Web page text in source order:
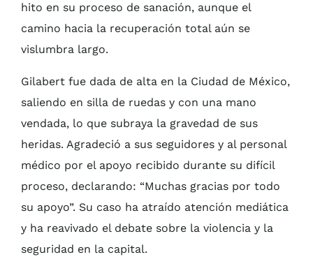
hito en su proceso de sanación, aunque el
camino hacia la recuperación total aún se
vislumbra largo.
Gilabert fue dada de alta en la Ciudad de México,
saliendo en silla de ruedas y con una mano
vendada, lo que subraya la gravedad de sus
heridas. Agradeció a sus seguidores y al personal
médico por el apoyo recibido durante su difícil
proceso, declarando: “Muchas gracias por todo
su apoyo”. Su caso ha atraído atención mediática
y ha reavivado el debate sobre la violencia y la
seguridad en la capital.